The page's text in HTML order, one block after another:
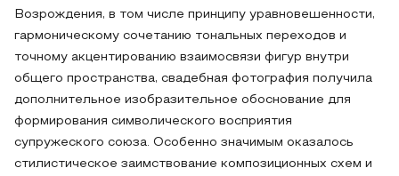
Возрождения, в том числе принципу уравновешенности,
гармоническому сочетанию тональных переходов и
точному акцентированию взаимосвязи фигур внутри
общего пространства, свадебная фотография получила
дополнительное изобразительное обоснование для
формирования символического восприятия
супружеского союза. Особенно значимым оказалось
стилистическое заимствование композиционных схем и